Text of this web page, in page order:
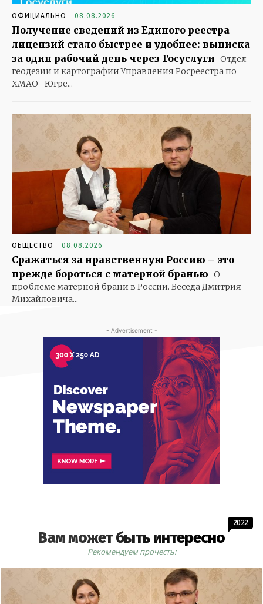
ОФИЦИАЛЬНО 08.08.2026
Получение сведений из Единого реестра
лицензий стало быстрее и удобнее: выписка
за один рабочий день через Госуслуги Отдел
геодезии и картографии Управления Росреестра по
ХМАО -Югре...
ОБЩЕСТВО 08.08.2026
Сражаться за нравственную Россию – это
прежде бороться с матерной бранью О
проблеме матерной брани в России. Беседа Дмитрия
Михайловича...
- Advertisement -
Вам может быть интересно
2022
Рекомендуем прочесть: